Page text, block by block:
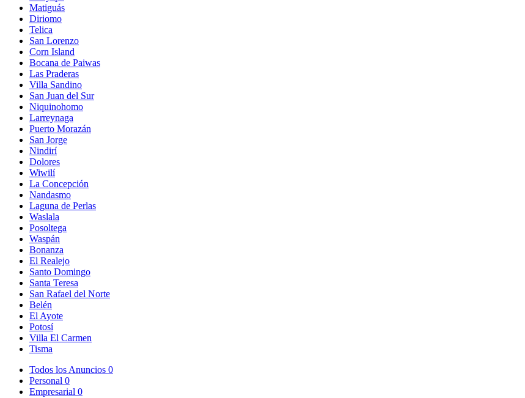
Matiguás
Diriomo
Telica
San Lorenzo
Corn Island
Bocana de Paiwas
Las Praderas
Villa Sandino
San Juan del Sur
Niquinohomo
Larreynaga
Puerto Morazán
San Jorge
Nindirí
Dolores
Wiwilí
La Concepción
Nandasmo
Laguna de Perlas
Waslala
Posoltega
Waspán
Bonanza
El Realejo
Santo Domingo
Santa Teresa
San Rafael del Norte
Belén
El Ayote
Potosí
Villa El Carmen
Tisma
Todos los Anuncios 0
Personal 0
Empresarial 0